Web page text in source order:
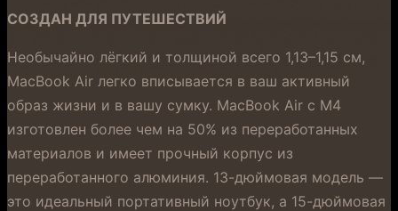
СОЗДАН ДЛЯ ПУТЕШЕСТВИЙ
Необычайно лёгкий и толщиной всего 1,13–1,15 см,
MacBook Air легко вписывается в ваш активный
образ жизни и в вашу сумку. MacBook Air с M4
изготовлен более чем на 50% из переработанных
материалов и имеет прочный корпус из
переработанного алюминия. 13-дюймовая модель —
это идеальный портативный ноутбук, а 15-дюймовая